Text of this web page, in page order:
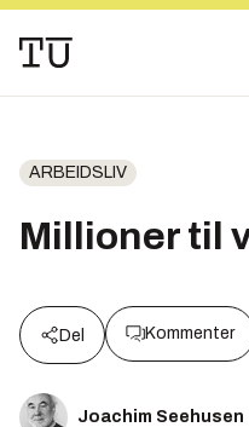
ARBEIDSLIV
Millioner til
Del Kommenter
Joachim Seehusen